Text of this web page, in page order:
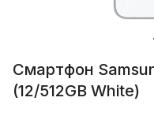
Смартфон
(12/512GB White)